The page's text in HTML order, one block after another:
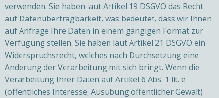
verwenden. Sie haben laut Artikel 19 DSGVO das Recht
auf Datenübertragbarkeit, was bedeutet, dass wir Ihnen
auf Anfrage Ihre Daten in einem gängigen Format zur
Verfügung stellen. Sie haben laut Artikel 21 DSGVO ein
Widerspruchsrecht, welches nach Durchsetzung eine
Änderung der Verarbeitung mit sich bringt. Wenn die
Verarbeitung Ihrer Daten auf Artikel 6 Abs. 1 lit. e
(öffentliches Interesse, Ausübung öffentlicher Gewalt)